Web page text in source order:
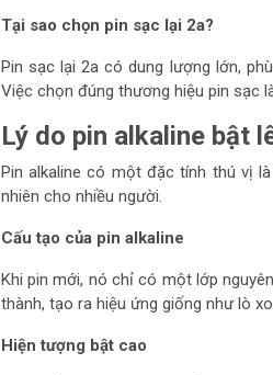
Tại sao chọn pin sạc lại 2a?
Pin sạc lại 2a có dung lượng lớn,
Việc chọn đúng thương hiệu pin sạc
Lý do pin alkaline bật
Pin alkaline có một đặc tính thú vị
nhiên cho nhiều người.
Cấu tạo của pin alkaline
Khi pin mới, nó chỉ có một lớp
thành, tạo ra hiệu ứng giống như lò
Hiện tượng bật cao